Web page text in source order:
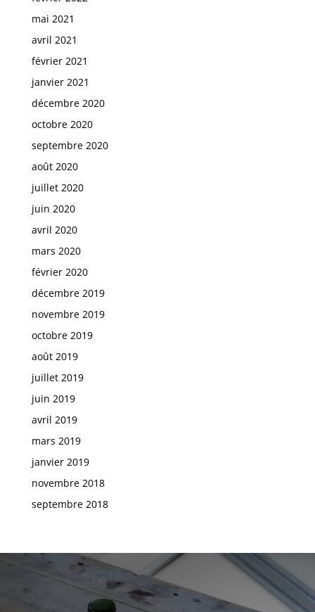
mai 2021
avril 2021
février 2021
janvier 2021
décembre 2020
octobre 2020
septembre 2020
août 2020
juillet 2020
juin 2020
avril 2020
mars 2020
février 2020
décembre 2019
novembre 2019
octobre 2019
août 2019
juillet 2019
juin 2019
avril 2019
mars 2019
janvier 2019
novembre 2018
septembre 2018